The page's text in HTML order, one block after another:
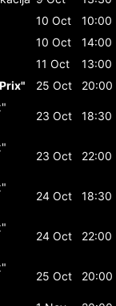
10 Oct
10:00
10 Oct
14:00
11 Oct
13:00
25 Oct
20:00
23 Oct 18:30
23 Oct 22:00
24 Oct 18:30
24 Oct 22:00
25 Oct 20:00